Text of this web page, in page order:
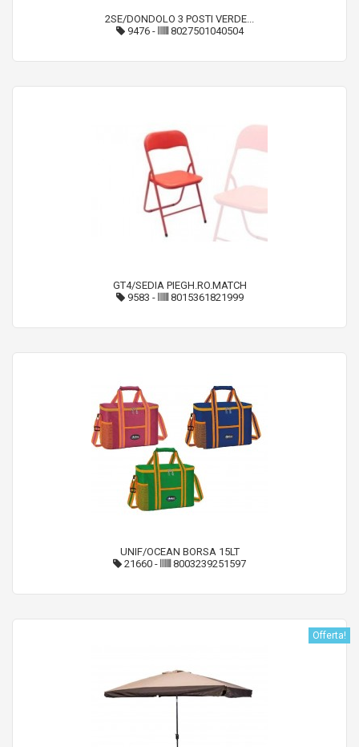
2SE/DONDOLO 3 POSTI VERDE...
9476- 8027501040504
GT4/SEDIA PIEGH.RO.MATCH
9583 - 8015361821999
UNIF/OCEAN BORSA 15LT
21660 - 8003239251597
Offerta!